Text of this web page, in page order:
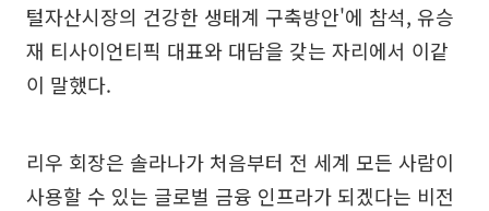
털자산시장의 건강한 생태계 구축방안'에 참석, 유승
재 티사이언티픽 대표와 대담을 갖는 자리에서 이같
이 말했다.
리우 회장은 솔라나가 처음부터 전 세계 모든 사람이
사용할 수 있는 글로벌 금융 인프라가 되겠다는 비전